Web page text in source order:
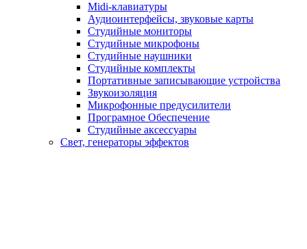
Midi-клавиатуры
Аудиоинтерфейсы, звуковые карты
Студийные мониторы
Студийные микрофоны
Студийные наушники
Студийные комплекты
Портативные записывающие устройства
Звукоизоляция
Микрофонные предусилители
Програмное Обеспечение
Студийные аксессуары
Свет, генераторы эффектов